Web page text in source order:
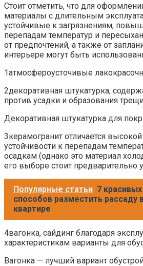
Стоит отметить, что для
материалы с длительным
устойчивые к загрязнениям,
перепадам температур и
от предпочтений, а также от
интерьере могут быть
1атмосфероусточивые
2декоративная штукатурка,
против усадки и образования
Декоративная штукатурка для
3керамогранит отличается
устойчивости к перепадам
осадкам (однако это материал
его выборе стоит предварительно
Популярные статьи 7 красивых
способов разместить рассаду
квартире
4вагонка, сайдинг благодаря
характеристикам варианты для
Вагонка — лучший вариант